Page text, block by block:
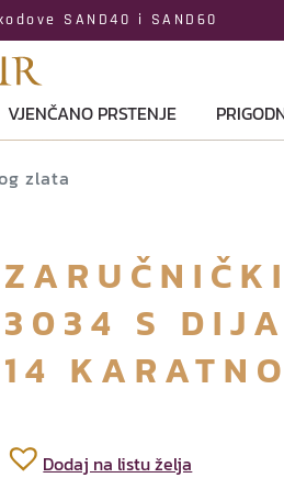
SAND40 i SAND60
VJENČANO PRSTENJE
zlata
3034 S
14
Dodaj na listu želja